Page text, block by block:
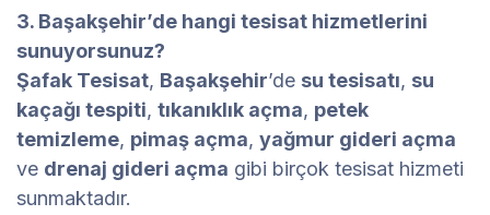
3. Başakşehir’de hangi tesisat hizmetlerini
sunuyorsunuz?
Şafak Tesisat, Başakşehir’de su tesisatı, su
kaçağı tespiti, tıkanıklık açma, petek
temizleme, pimaş açma, yağmur gideri açma
ve drenaj gideri açma gibi birçok tesisat hizmeti
sunmaktadır.